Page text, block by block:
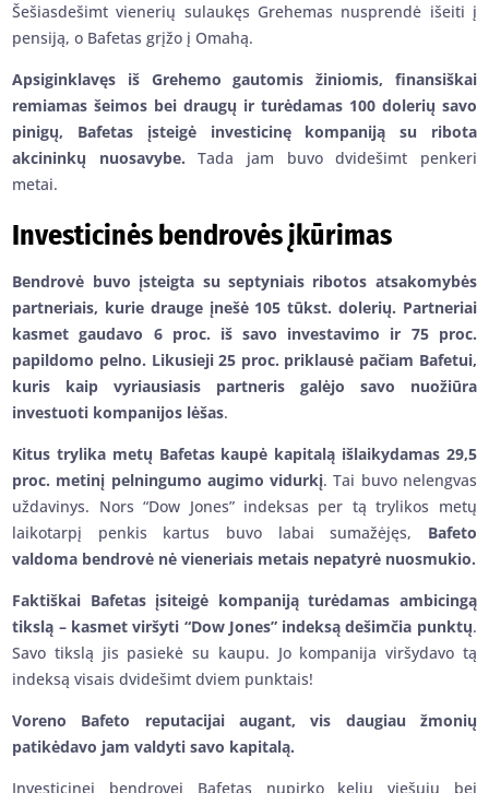
Šešiasdešimt vienerių sulaukęs Grehemas nusprendė išeiti į
pensiją, o Bafetas grįžo į Omahą.
Apsiginklavęs iš Grehemo gautomis žiniomis, finansiškai
remiamas šeimos bei draugų ir turėdamas 100 dolerių savo
pinigų, Bafetas įsteigė investicinę kompaniją su ribota
akcininkų nuosavybe. Tada jam buvo dvidešimt penkeri
metai.
Investicinės bendrovės įkūrimas
Bendrovė buvo įsteigta su septyniais ribotos atsakomybės
partneriais, kurie drauge įnešė 105 tūkst. dolerių. Partneriai
kasmet gaudavo 6 proc. iš savo investavimo ir 75 proc.
papildomo pelno. Likusieji 25 proc. priklausė pačiam Bafetui,
kuris kaip vyriausiasis partneris galėjo savo nuožiūra
investuoti kompanijos lėšas.
Kitus trylika metų Bafetas kaupė kapitalą išlaikydamas 29,5
proc. metinį pelningumo augimo vidurkį. Tai buvo nelengvas
uždavinys. Nors “Dow Jones” indeksas per tą trylikos metų
laikotarpį penkis kartus buvo labai sumažėjęs, Bafeto
valdoma bendrovė nė vieneriais metais nepatyrė nuosmukio.
Faktiškai Bafetas įsiteigė kompaniją turėdamas ambicingą
tikslą – kasmet viršyti “Dow Jones” indeksą dešimčia punktų.
Savo tikslą jis pasiekė su kaupu. Jo kompanija viršydavo tą
indeksą visais dvidešimt dviem punktais!
Voreno Bafeto reputacijai augant, vis daugiau žmonių
patikėdavo jam valdyti savo kapitalą.
Investicinei bendrovei Bafetas nupirko kelių viešųjų bei